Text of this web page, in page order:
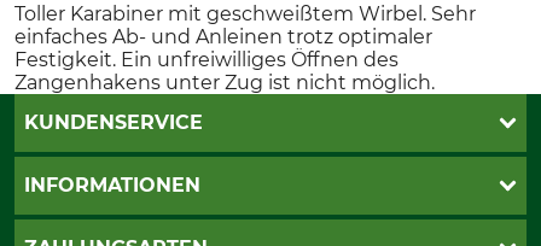
Toller Karabiner mit geschweißtem Wirbel. Sehr
einfaches Ab- und Anleinen trotz optimaler
Festigkeit. Ein unfreiwilliges Öffnen des
Zangenhakens unter Zug ist nicht möglich.
KUNDENSERVICE
Katalogbestellung
INFORMATIONEN
AGB